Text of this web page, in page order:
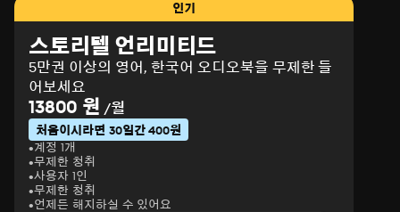
인기
스토리텔 언리미티드
5만권 이상의 영어, 한국어 오디오북을 무제한 들
어보세요
13800 원 /월
처음이시라면 30일간 400원
계정 1개
무제한 청취
사용자 1인
무제한 청취
언제든 해지하실 수 있어요